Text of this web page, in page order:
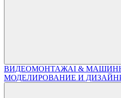
ВИДЕОМОНТАЖAI &
МОДЕЛИРОВАНИЕ И ДИЗАЙН